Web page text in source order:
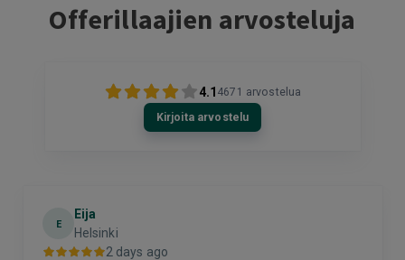
Offerillaajien arvosteluja
4.1 4671 arvostelua
Kirjoita arvostelu
E
Eija
Helsinki
2 days ago